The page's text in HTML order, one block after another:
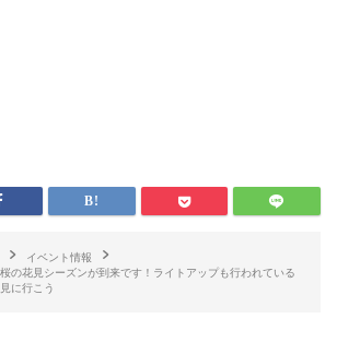
イベント情報
の花見シーズンが到来です！ライトアップも行われている
に行こう